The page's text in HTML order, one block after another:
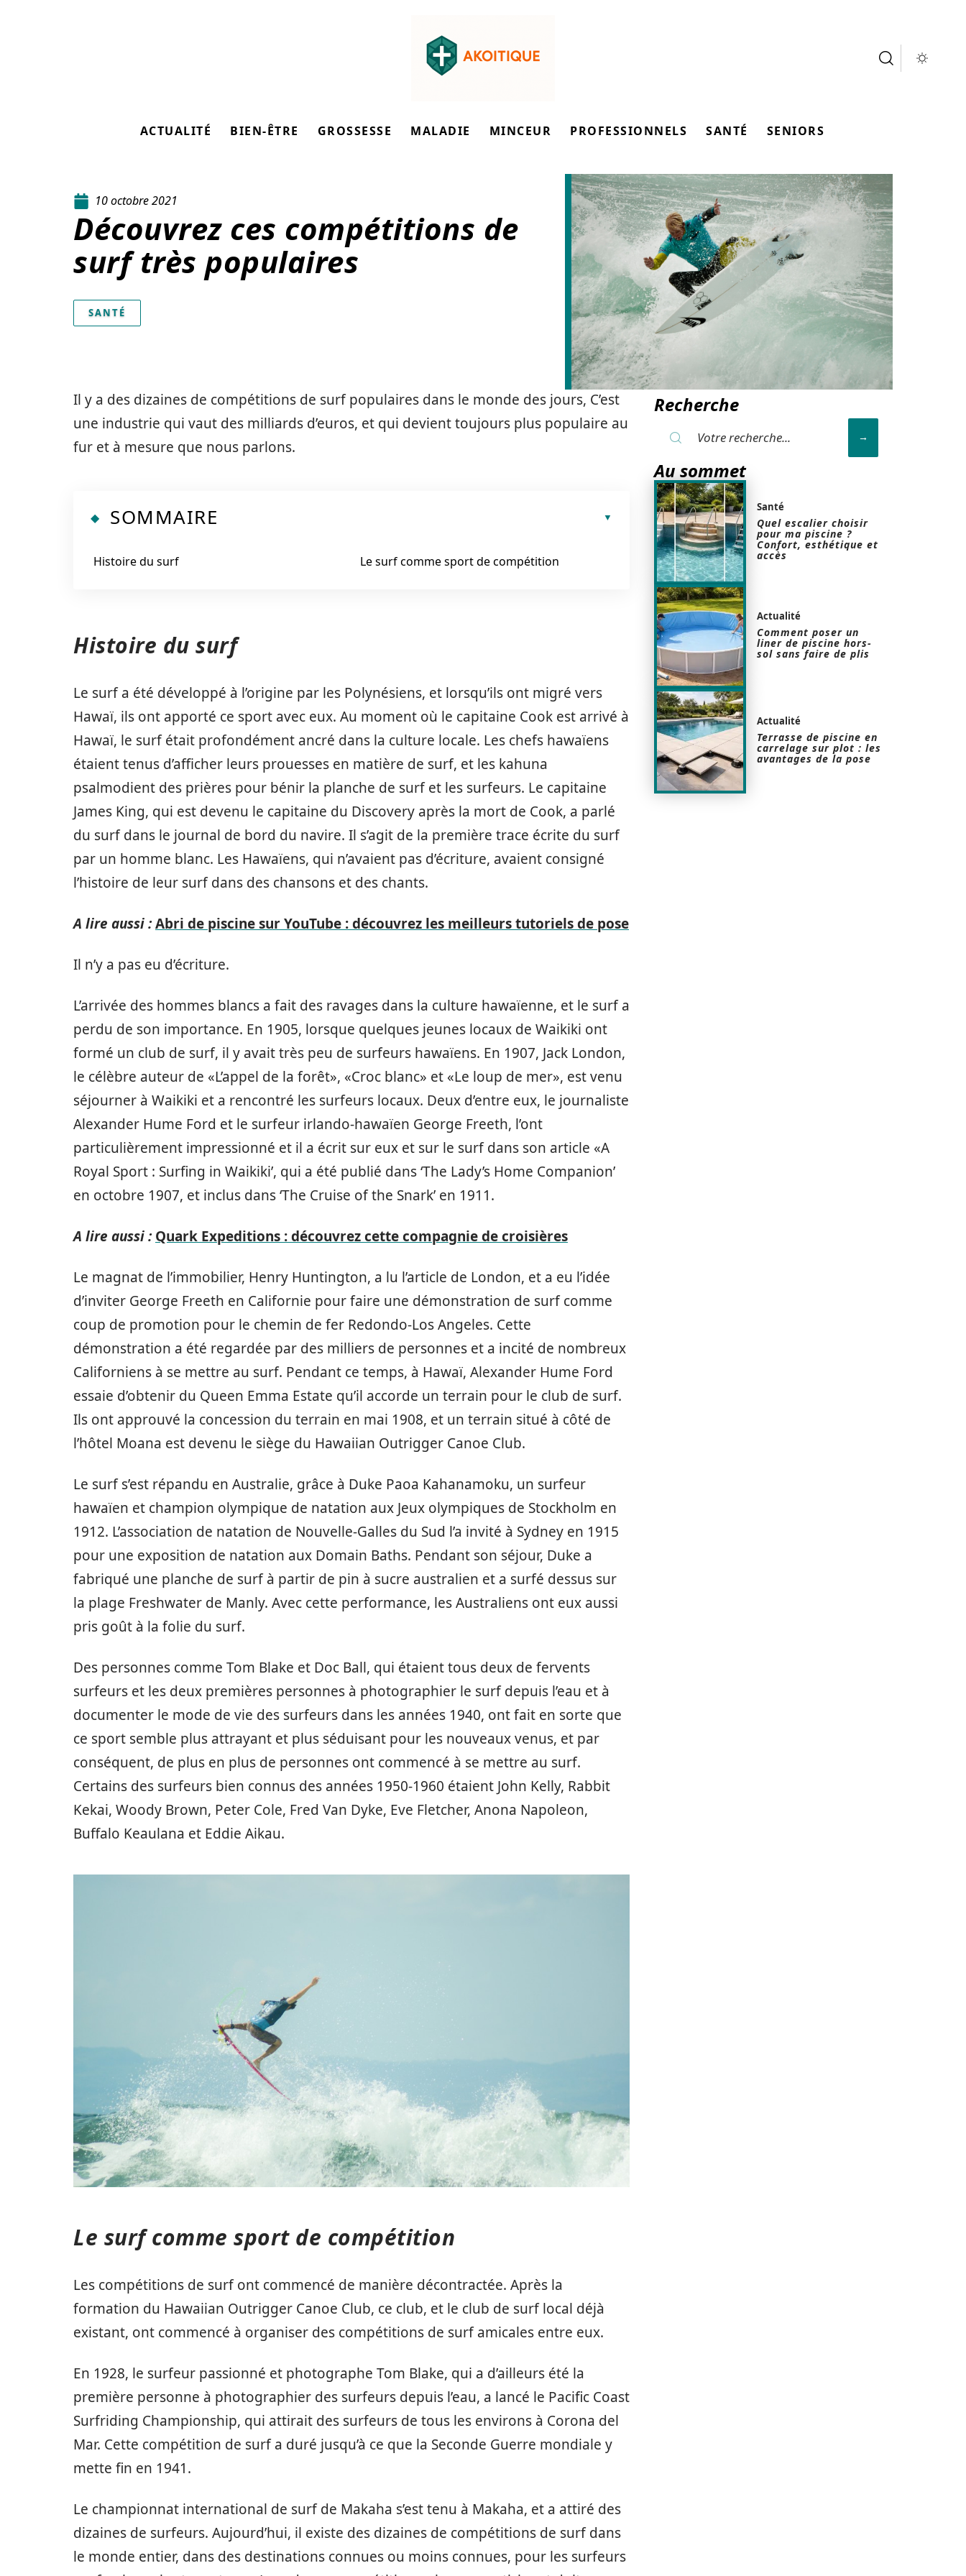
ACTUALITÉ BIEN-ÊTRE GROSSESSE MALADIE MINCEUR PROFESSIONNELS SANTÉ SENIORS
10 octobre 2021
Découvrez ces compétitions de
surf très populaires
SANTÉ
Il y a des dizaines de compétitions de surf populaires dans le monde des jours, C’est
une industrie qui vaut des milliards d’euros, et qui devient toujours plus populaire au
fur et à mesure que nous parlons.
SOMMAIRE
Histoire du surf Le surf comme sport de compétition
Histoire du surf
Le surf a été développé à l’origine par les Polynésiens, et lorsqu’ils ont migré vers
Hawaï, ils ont apporté ce sport avec eux. Au moment où le capitaine Cook est arrivé à
Hawaï, le surf était profondément ancré dans la culture locale. Les chefs hawaïens
étaient tenus d’afficher leurs prouesses en matière de surf, et les kahuna
psalmodient des prières pour bénir la planche de surf et les surfeurs. Le capitaine
James King, qui est devenu le capitaine du Discovery après la mort de Cook, a parlé
du surf dans le journal de bord du navire. Il s’agit de la première trace écrite du surf
par un homme blanc. Les Hawaïens, qui n’avaient pas d’écriture, avaient consigné
l’histoire de leur surf dans des chansons et des chants.
A lire aussi :Abri de piscine sur YouTube : découvrez les meilleurs tutoriels de pose
Il n’y a pas eu d’écriture.
L’arrivée des hommes blancs a fait des ravages dans la culture hawaïenne, et le surf a
perdu de son importance. En 1905, lorsque quelques jeunes locaux de Waikiki ont
formé un club de surf, il y avait très peu de surfeurs hawaïens. En 1907, Jack London,
le célèbre auteur de «L’appel de la forêt», «Croc blanc» et «Le loup de mer», est venu
séjourner à Waikiki et a rencontré les surfeurs locaux. Deux d’entre eux, le journaliste
Alexander Hume Ford et le surfeur irlando-hawaïen George Freeth, l’ont
particulièrement impressionné et il a écrit sur eux et sur le surf dans son article «A
Royal Sport : Surfing in Waikiki’, qui a été publié dans ‘The Lady’s Home Companion’
en octobre 1907, et inclus dans ‘The Cruise of the Snark’ en 1911.
A lire aussi : Quark Expeditions : découvrez cette compagnie de croisières
Le magnat de l’immobilier, Henry Huntington, a lu l’article de London, et a eu l’idée
d’inviter George Freeth en Californie pour faire une démonstration de surf comme
coup de promotion pour le chemin de fer Redondo-Los Angeles. Cette
démonstration a été regardée par des milliers de personnes et a incité de nombreux
Californiens à se mettre au surf. Pendant ce temps, à Hawaï, Alexander Hume Ford
essaie d’obtenir du Queen Emma Estate qu’il accorde un terrain pour le club de surf.
Ils ont approuvé la concession du terrain en mai 1908, et un terrain situé à côté de
l’hôtel Moana est devenu le siège du Hawaiian Outrigger Canoe Club.
Le surf s’est répandu en Australie, grâce à Duke Paoa Kahanamoku, un surfeur
hawaïen et champion olympique de natation aux Jeux olympiques de Stockholm en
1912. L’association de natation de Nouvelle-Galles du Sud l’a invité à Sydney en 1915
pour une exposition de natation aux Domain Baths. Pendant son séjour, Duke a
fabriqué une planche de surf à partir de pin à sucre australien et a surfé dessus sur
la plage Freshwater de Manly. Avec cette performance, les Australiens ont eux aussi
pris goût à la folie du surf.
Des personnes comme Tom Blake et Doc Ball, qui étaient tous deux de fervents
surfeurs et les deux premières personnes à photographier le surf depuis l’eau et à
documenter le mode de vie des surfeurs dans les années 1940, ont fait en sorte que
ce sport semble plus attrayant et plus séduisant pour les nouveaux venus, et par
conséquent, de plus en plus de personnes ont commencé à se mettre au surf.
Certains des surfeurs bien connus des années 1950-1960 étaient John Kelly, Rabbit
Kekai, Woody Brown, Peter Cole, Fred Van Dyke, Eve Fletcher, Anona Napoleon,
Buffalo Keaulana et Eddie Aikau.
Le surf comme sport de compétition
Les compétitions de surf ont commencé de manière décontractée. Après la
formation du Hawaiian Outrigger Canoe Club, ce club, et le club de surf local déjà
existant, ont commencé à organiser des compétitions de surf amicales entre eux.
En 1928, le surfeur passionné et photographe Tom Blake, qui a d’ailleurs été la
première personne à photographier des surfeurs depuis l’eau, a lancé le Pacific Coast
Surfriding Championship, qui attirait des surfeurs de tous les environs à Corona del
Mar. Cette compétition de surf a duré jusqu’à ce que la Seconde Guerre mondiale y
mette fin en 1941.
Le championnat international de surf de Makaha s’est tenu à Makaha, et a attiré des
dizaines de surfeurs. Aujourd’hui, il existe des dizaines de compétitions de surf dans
le monde entier, dans des destinations connues ou moins connues, pour les surfeurs
Recherche
Au sommet
Santé
Quel escalier choisir
pour ma piscine ?
Confort, esthétique et
accès
Actualité
Comment poser un
liner de piscine hors-
sol sans faire de plis
Actualité
Terrasse de piscine en
carrelage sur plot : les
avantages de la pose